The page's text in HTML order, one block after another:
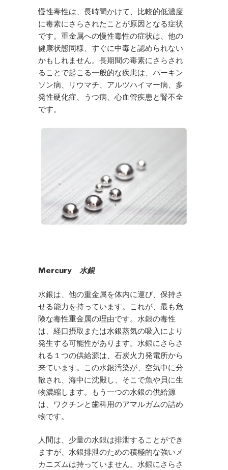
慢性毒性は、長時間かけて、比較的低濃度
に毒素にさらされたことが原因となる症状
です。重金属への慢性毒性の症状は、他の
健康状態同様、すぐに中毒と認められない
かもしれません。長期間の毒素にさらされ
ることで起こる一般的な疾患は、パーキン
ソン病、リウマチ、アルツハイマー病、多
発性硬化症、うつ病、心血管疾患と腎不全
です。
Mercury 水銀
水銀は、他の重金属を体内に運び、保持さ
せる能力を持っています。これが、最も危
険な毒性重金属の理由です。水銀の毒性
は、経口摂取または水銀蒸気の吸入により
発生する可能性があります。水銀にさらさ
れる１つの供給源は、石炭火力発電所から
来ています。この水銀汚染が、空気中に分
散され、海中に沈殿し、そこで魚や貝に生
物濃縮します。もう一つの水銀の供給源
は、ワクチンと歯科用のアマルガムの詰め
物です。
人間は、少量の水銀は排泄することができ
ますが、水銀排泄のための積極的な強いメ
カニズムは持っていません。水銀にさらさ